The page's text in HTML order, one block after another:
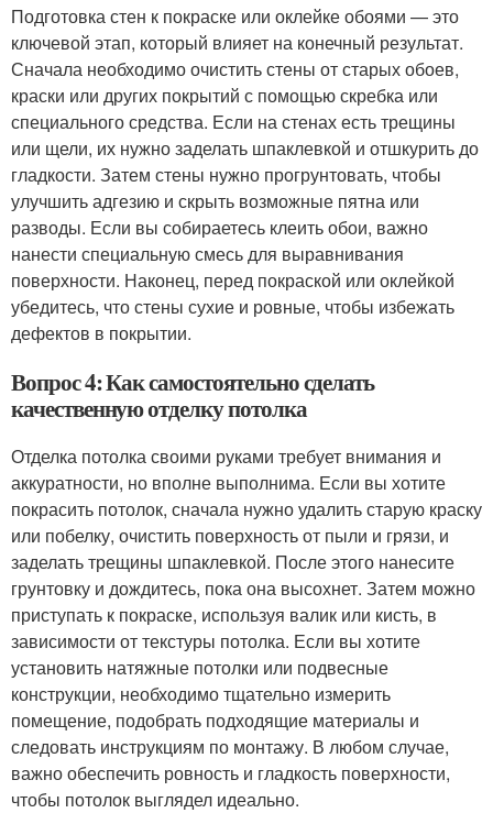
Подготовка стен к покраске или оклейке обоями — это
ключевой этап, который влияет на конечный результат.
Сначала необходимо очистить стены от старых обоев,
краски или других покрытий с помощью скребка или
специального средства. Если на стенах есть трещины
или щели, их нужно заделать шпаклевкой и отшкурить до
гладкости. Затем стены нужно прогрунтовать, чтобы
улучшить адгезию и скрыть возможные пятна или
разводы. Если вы собираетесь клеить обои, важно
нанести специальную смесь для выравнивания
поверхности. Наконец, перед покраской или оклейкой
убедитесь, что стены сухие и ровные, чтобы избежать
дефектов в покрытии.
Вопрос 4: Как самостоятельно сделать
качественную отделку потолка
Отделка потолка своими руками требует внимания и
аккуратности, но вполне выполнима. Если вы хотите
покрасить потолок, сначала нужно удалить старую краску
или побелку, очистить поверхность от пыли и грязи, и
заделать трещины шпаклевкой. После этого нанесите
грунтовку и дождитесь, пока она высохнет. Затем можно
приступать к покраске, используя валик или кисть, в
зависимости от текстуры потолка. Если вы хотите
установить натяжные потолки или подвесные
конструкции, необходимо тщательно измерить
помещение, подобрать подходящие материалы и
следовать инструкциям по монтажу. В любом случае,
важно обеспечить ровность и гладкость поверхности,
чтобы потолок выглядел идеально.